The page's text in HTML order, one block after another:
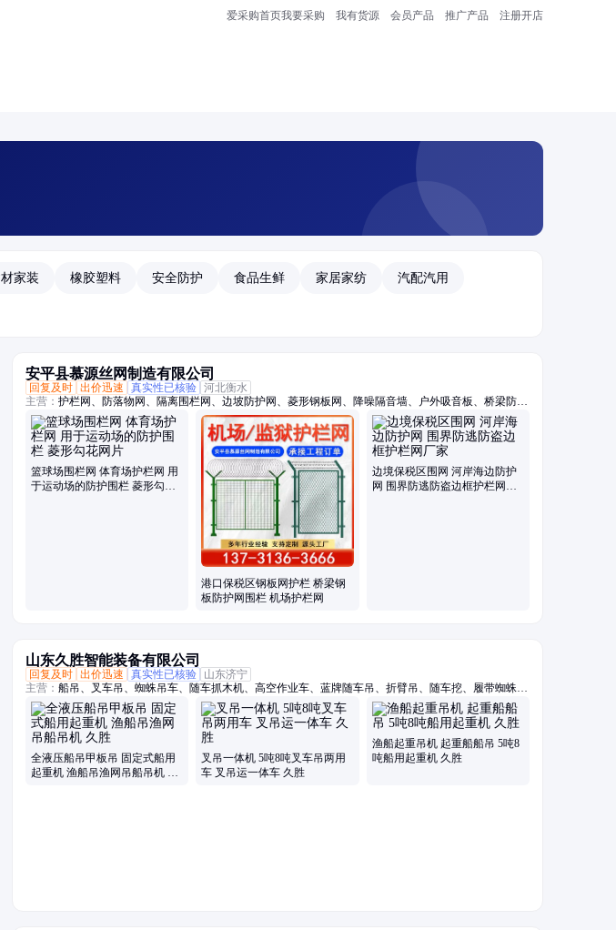
爱采购首页我要采购 我有货源 会员产品 推广产品 注册开店
家装 橡胶塑料 安全防护 食品生鲜 家居家纺 汽配汽用
安平县慕源丝网制造有限公司
回复及时 出价迅速 真实性已核验 河北衡水
主营： 护栏网、防落物网、隔离围栏网、边坡防护网、菱形钢板网、降噪隔音墙、户外吸音板、桥梁防护
网、防落物围栏网、篮球场围栏网、柔性钢丝绳网、斜坡防落石网、光伏电站围栏、高架桥梁隔音屏、保
税区围界
篮球场围栏网 体育场护栏网 用
于运动场的防护围栏 菱形勾花
港口保税区钢板网护栏 桥梁钢
板防护网围栏 机场护栏网
边境保税区围网 河岸海边防护
网 围界防逃防盗边框护栏网厂
山东久胜智能装备有限公司
回复及时 出价迅速 真实性已核验
山东济宁
主营： 船吊、叉车吊、蜘蛛吊车、随车抓木机、高空作业车、蓝牌随车吊、折臂吊、随车挖、履带蜘蛛
吊、吊挖一体机、三轮随车吊、履带随车吊、三轮吊、履带随车挖、履带吊车、船用起重机、拖拉机平板
吊、履带随车抓、下葬车、四不像吊车、车载吊机、抓木机、拖拉机吊钻一体机、小吊车、装载机
全液压船吊甲板吊 固定式船用
起重机 渔船吊渔网吊船吊机 久
叉吊一体机 5吨8吨叉车吊两用
车 叉吊运一体车 久胜
渔船起重吊机 起重船船吊 5吨8
吨船用起重机 久胜